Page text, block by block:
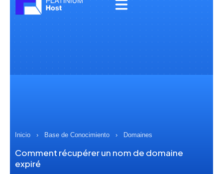
Inicio › Base de Conocimiento › Domaines
Comment récupérer un nom de domaine
expiré